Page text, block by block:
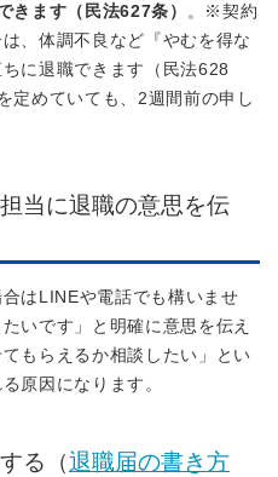
きます（民法627条）
。※契約
、体調不良など『やむを得な
に退職できます（民法628
定めていても、2週間前の申し
当に退職の意思を伝
はLINEや電話でも構いませ
いです」と明確に意思を伝え
もらえるか相談したい」とい
原因になります。
る（退職届の書き方